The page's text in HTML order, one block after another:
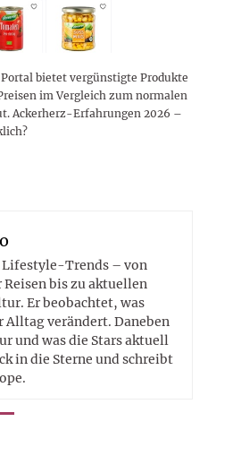
bietet vergünstigte Produkte
im Vergleich zum normalen
Ackerherz-Erfahrungen 2026 –
Lifestyle-Trends – von
bis zu aktuellen
Er beobachtet, was
Alltag verändert. Daneben
und was die Stars aktuell
in die Sterne und schreibt